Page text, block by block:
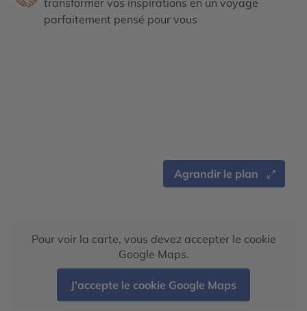
transformer vos inspirations en un voyage
parfaitement pensé pour vous
Agrandir le plan
Pour voir la carte, vous devez accepter le cookie
Google Maps.
J'accepte le cookie Google Maps